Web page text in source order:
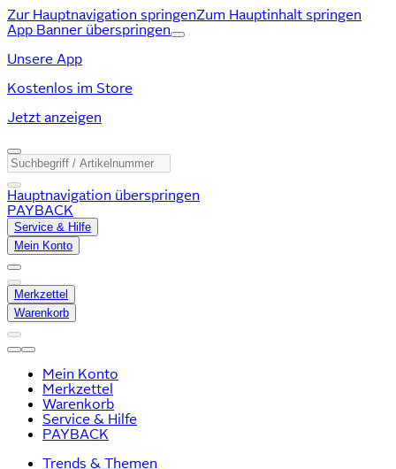
Zur Hauptnavigation springenZum Hauptinhalt springen
App Banner überspringen
Unsere App
Kostenlos im Store
Jetzt anzeigen
Hauptnavigation überspringen
PAYBACK
Service & Hilfe
Mein Konto
Merkzettel
Warenkorb
Mein Konto
Merkzettel
Warenkorb
Service & Hilfe
PAYBACK
Trends & Themen